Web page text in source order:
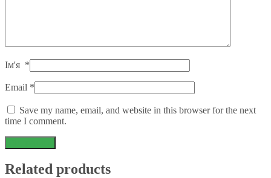
Ім'я *
Email *
Save my name, email, and website in this browser for the next
time I comment.
Related products